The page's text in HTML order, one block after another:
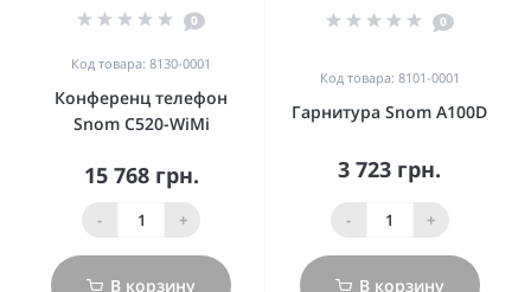
0
Код товара: 8130-0001
Конференц телефон
Snom C520-WiMi
15 768 грн.
- +
В корзину
0
Код товара: 8101-0001
Гарнитура Snom A100D
3 723 грн.
- +
В корзину